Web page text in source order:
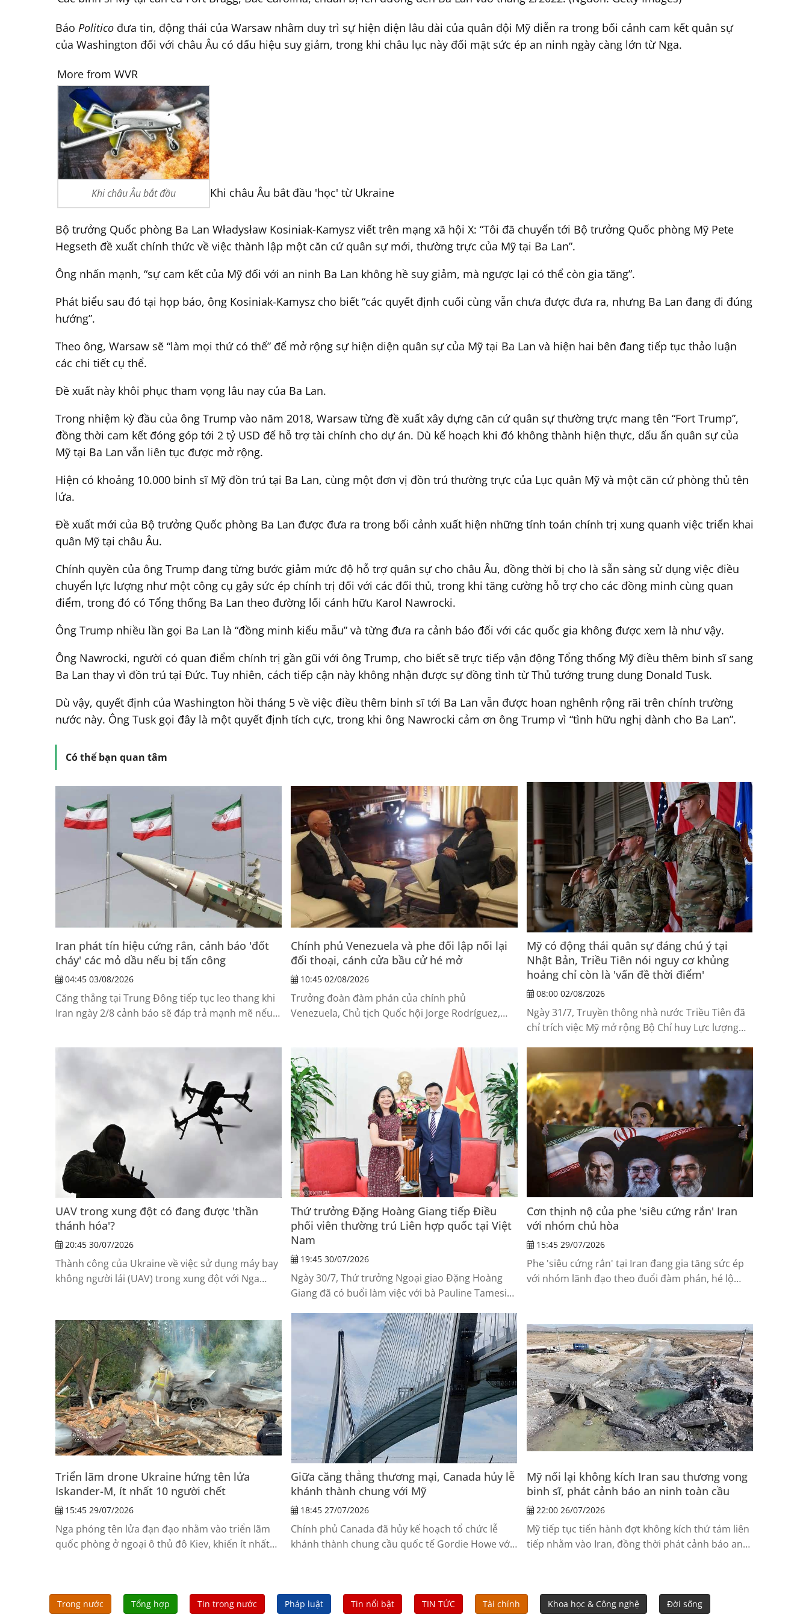
Báo Politico đưa tin, động thái của Warsaw nhằm duy trì sự hiện diện lâu dài của quân đội Mỹ diễn ra trong bối cảnh cam kết quân sự
của Washington đối với châu Âu có dấu hiệu suy giảm, trong khi châu lục này đối mặt sức ép an ninh ngày càng lớn từ Nga.
More from WVR
Khi châu Âu bắt đầu Khi châu Âu bắt đầu 'học' từ Ukraine
Bộ trưởng Quốc phòng Ba Lan Władysław Kosiniak-Kamysz viết trên mạng xã hội X: “Tôi đã chuyển tới Bộ trưởng Quốc phòng Mỹ Pete
Hegseth đề xuất chính thức về việc thành lập một căn cứ quân sự mới, thường trực của Mỹ tại Ba Lan”.
Ông nhấn mạnh, “sự cam kết của Mỹ đối với an ninh Ba Lan không hề suy giảm, mà ngược lại có thể còn gia tăng”.
Phát biểu sau đó tại họp báo, ông Kosiniak-Kamysz cho biết “các quyết định cuối cùng vẫn chưa được đưa ra, nhưng Ba Lan đang đi đúng
hướng”.
Theo ông, Warsaw sẽ “làm mọi thứ có thể” để mở rộng sự hiện diện quân sự của Mỹ tại Ba Lan và hiện hai bên đang tiếp tục thảo luận
các chi tiết cụ thể.
Đề xuất này khôi phục tham vọng lâu nay của Ba Lan.
Trong nhiệm kỳ đầu của ông Trump vào năm 2018, Warsaw từng đề xuất xây dựng căn cứ quân sự thường trực mang tên “Fort Trump”,
đồng thời cam kết đóng góp tới 2 tỷ USD để hỗ trợ tài chính cho dự án. Dù kế hoạch khi đó không thành hiện thực, dấu ấn quân sự của
Mỹ tại Ba Lan vẫn liên tục được mở rộng.
Hiện có khoảng 10.000 binh sĩ Mỹ đồn trú tại Ba Lan, cùng một đơn vị đồn trú thường trực của Lục quân Mỹ và một căn cứ phòng thủ tên
lửa.
Đề xuất mới của Bộ trưởng Quốc phòng Ba Lan được đưa ra trong bối cảnh xuất hiện những tính toán chính trị xung quanh việc triển khai
quân Mỹ tại châu Âu.
Chính quyền của ông Trump đang từng bước giảm mức độ hỗ trợ quân sự cho châu Âu, đồng thời bị cho là sẵn sàng sử dụng việc điều
chuyển lực lượng như một công cụ gây sức ép chính trị đối với các đối thủ, trong khi tăng cường hỗ trợ cho các đồng minh cùng quan
điểm, trong đó có Tổng thống Ba Lan theo đường lối cánh hữu Karol Nawrocki.
Ông Trump nhiều lần gọi Ba Lan là “đồng minh kiểu mẫu” và từng đưa ra cảnh báo đối với các quốc gia không được xem là như vậy.
Ông Nawrocki, người có quan điểm chính trị gần gũi với ông Trump, cho biết sẽ trực tiếp vận động Tổng thống Mỹ điều thêm binh sĩ sang
Ba Lan thay vì đồn trú tại Đức. Tuy nhiên, cách tiếp cận này không nhận được sự đồng tình từ Thủ tướng trung dung Donald Tusk.
Dù vậy, quyết định của Washington hồi tháng 5 về việc điều thêm binh sĩ tới Ba Lan vẫn được hoan nghênh rộng rãi trên chính trường
nước này. Ông Tusk gọi đây là một quyết định tích cực, trong khi ông Nawrocki cảm ơn ông Trump vì “tình hữu nghị dành cho Ba Lan”.
Có thể bạn quan tâm
Iran phát tín hiệu cứng rắn, cảnh báo 'đốt
cháy' các mỏ dầu nếu bị tấn công
04:45 03/08/2026
Căng thẳng tại Trung Đông tiếp tục leo thang khi
Iran ngày 2/8 cảnh báo sẽ đáp trả mạnh mẽ nếu
mục tiêu nếu xung đột mở rộng.
Chính phủ Venezuela và phe đối lập nối lại
đối thoại, cánh cửa bầu cử hé mở
10:45 02/08/2026
Trưởng đoàn đàm phán của chính phủ
Venezuela, Chủ tịch Quốc hội Jorge Rodríguez,
thời nhất trí tổ chức cuộc gặp trực tiếp đầu tiên
tại thủ đô Caracas trong tuần tới.
Mỹ có động thái quân sự đáng chú ý tại
Nhật Bản, Triều Tiên nói nguy cơ khủng
hoảng chỉ còn là 'vấn đề thời điểm'
08:00 02/08/2026
Ngày 31/7, Truyền thông nhà nước Triều Tiên đã
chỉ trích việc Mỹ mở rộng Bộ Chỉ huy Lực lượng
cơ xảy ra khủng hoảng trên Bán đảo Triều Tiên
“không còn là khả năng, mà chỉ còn là vấn đề thời
điểm”.
UAV trong xung đột có đang được 'thần
thánh hóa'?
20:45 30/07/2026
Thành công của Ukraine về việc sử dụng máy bay
không người lái (UAV) trong xung đột với Nga
toán quốc phòng.
Thứ trưởng Đặng Hoàng Giang tiếp Điều
phối viên thường trú Liên hợp quốc tại Việt
Nam
19:45 30/07/2026
Ngày 30/7, Thứ trưởng Ngoại giao Đặng Hoàng
Giang đã có buổi làm việc với bà Pauline Tamesis,
Việt Nam.
Cơn thịnh nộ của phe 'siêu cứng rắn' Iran
với nhóm chủ hòa
15:45 29/07/2026
Phe 'siêu cứng rắn' tại Iran đang gia tăng sức ép
với nhóm lãnh đạo theo đuổi đàm phán, hé lộ
Triển lãm drone Ukraine hứng tên lửa
Iskander-M, ít nhất 10 người chết
15:45 29/07/2026
Nga phóng tên lửa đạn đạo nhằm vào triển lãm
quốc phòng ở ngoại ô thủ đô Kiev, khiến ít nhất
Giữa căng thẳng thương mại, Canada hủy lễ
khánh thành chung với Mỹ
18:45 27/07/2026
Chính phủ Canada đã hủy kế hoạch tổ chức lễ
khánh thành chung cầu quốc tế Gordie Howe với
Mỹ nối lại không kích Iran sau thương vong
binh sĩ, phát cảnh báo an ninh toàn cầu
22:00 26/07/2026
Mỹ tiếp tục tiến hành đợt không kích thứ tám liên
tiếp nhằm vào Iran, đồng thời phát cảnh báo an
Jordan.
Trong nước Tổng hợp Tin trong nước Pháp luật Tin nổi bật TIN TỨC Tài chính Khoa học & Công nghệ Đời sống